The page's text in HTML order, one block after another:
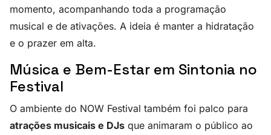
momento, acompanhando toda a programação
musical e de ativações. A ideia é manter a hidratação
e o prazer em alta.
Música e Bem-Estar em Sintonia no
Festival
O ambiente do NOW Festival também foi palco para
atrações musicais e DJs que animaram o público ao